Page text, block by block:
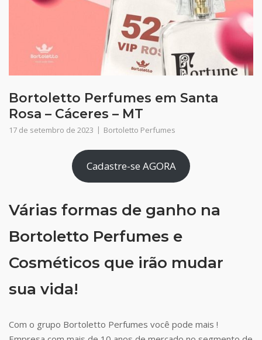
Bortoletto Perfumes em Santa
Rosa – Cáceres – MT
17 de setembro de 2023 Bortoletto Perfumes
Cadastre-se AGORA
Várias formas de ganho na
Bortoletto Perfumes e
Cosméticos que irão mudar
sua vida!
Com o grupo Bortoletto Perfumes você pode mais !